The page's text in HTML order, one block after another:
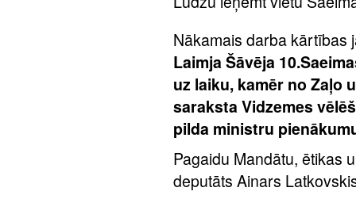
Nākamais darba kārtības
Laimja Šāvēja
uz laiku, kamēr no Zaļo
saraksta Vidzemes
pilda ministru
Pagaidu Mandātu, ētikas
deputāts Ainars